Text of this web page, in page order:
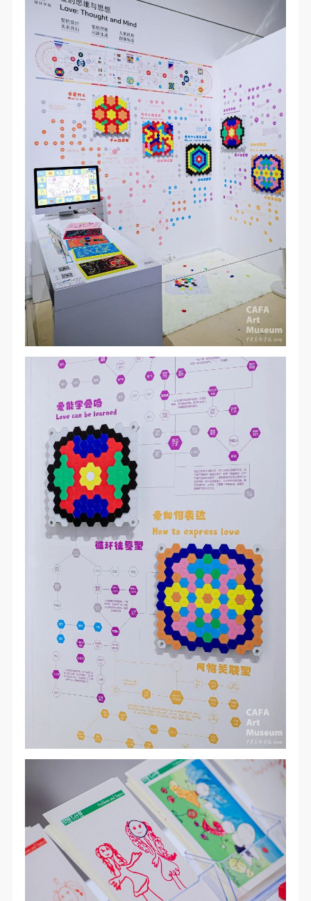
本协议的补充协议，并不得违反相关法律法规规定。
（2）、本协议自甲乙双方签字（盖章）、勾选之日
起生效。
（3）、本协议包括纸质档和电子档，纸质档—式二
份，甲乙双方各执一份，均具有同等法律效力。
活动参与者意味着接受并承担本协议的全部义务，未
同意者意味着放弃参加此次活动的权利。凡参加这次
活动前，必须事先与自己的家属沟通，取得家属同
意，同时知晓并同意本免责声明。参加者签名/勾选
后，视作其家属也已知晓并同意。
我已认真阅读上述条款，并且同意。
本协议的补充协议，并不得违反相关法律法规规定。
（2）、本协议自甲乙双方签字（盖章）、勾选之日
起生效。
（3）、本协议包括纸质档和电子档，纸质档—式二
份，甲乙双方各执一份，均具有同等法律效力。
活动参与者意味着接受并承担本协议的全部义务，未
同意者意味着放弃参加此次活动的权利。凡参加这次
活动前，必须事先与自己的家属沟通，取得家属同
意，同时知晓并同意本免责声明。参加者签名/勾选
后，视作其家属也已知晓并同意。
我已认真阅读上述条款，并且同意。
本协议的补充协议，并不得违反相关法律法规规定。
（2）、本协议自甲乙双方签字（盖章）、勾选之日
起生效。
（3）、本协议包括纸质档和电子档，纸质档—式二
份，甲乙双方各执一份，均具有同等法律效力。
活动参与者意味着接受并承担本协议的全部义务，未
同意者意味着放弃参加此次活动的权利。凡参加这次
活动前，必须事先与自己的家属沟通，取得家属同
意，同时知晓并同意本免责声明。参加者签名/勾选
后，视作其家属也已知晓并同意。
我已认真阅读上述条款，并且同意。
帐号密码登录
手机号码
发送验证码
手机号码将作为您的登录账号
验证码
登录
可使用雅昌艺术网会员账户登录